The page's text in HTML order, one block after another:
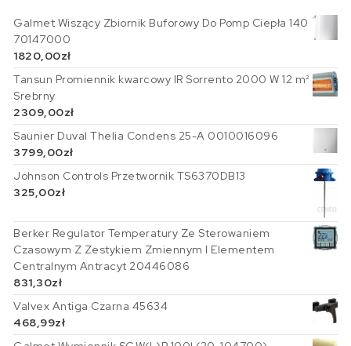
Galmet Wiszący Zbiornik Buforowy Do Pomp Ciepła 140
70147000
1820,00zł
Tansun Promiennik kwarcowy IR Sorrento 2000 W 12 m²
Srebrny
2309,00zł
Saunier Duval Thelia Condens 25-A 0010016096
3799,00zł
Johnson Controls Przetwornik TS6370DB13
325,00zł
Berker Regulator Temperatury Ze Sterowaniem
Czasowym Z Zestykiem Zmiennym I Elementem
Centralnym Antracyt 20446086
831,30zł
Valvex Antiga Czarna 45634
468,99zł